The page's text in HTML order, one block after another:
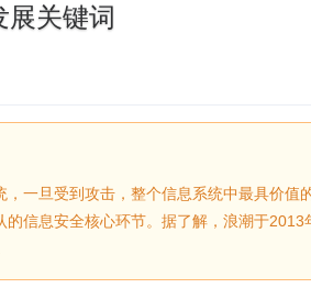
关键词
一旦受到攻击，整个信息系统中最具价值
信息安全核心环节。据了解，浪潮于2013